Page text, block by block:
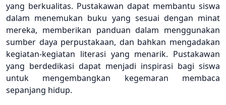
yang berkualitas. Pustakawan dapat membantu siswa
dalam menemukan buku yang sesuai dengan minat
mereka, memberikan panduan dalam menggunakan
sumber daya perpustakaan, dan bahkan mengadakan
kegiatan-kegiatan literasi yang menarik. Pustakawan
yang berdedikasi dapat menjadi inspirasi bagi siswa
untuk mengembangkan kegemaran membaca
sepanjang hidup.